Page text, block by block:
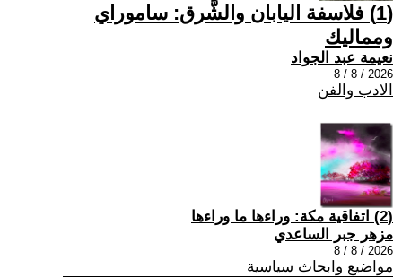
(1) فلاسفة اليابان والشَّرق: ساموراي
ومماليك
نعيمة عبد الجواد
2026 / 8 / 8
الادب والفن
(2) اتفاقية مكة: وراءها ما وراءها
مزهر جبر الساعدي
2026 / 8 / 8
مواضيع وابحاث سياسية